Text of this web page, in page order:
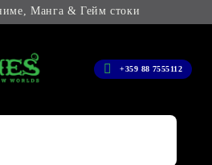
Манга & Гейм стоки
+359 88 7555112